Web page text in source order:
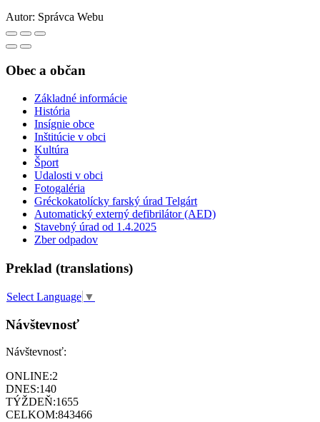
Autor: Správca Webu
Obec a občan
Základné informácie
História
Insígnie obce
Inštitúcie v obci
Kultúra
Šport
Udalosti v obci
Fotogaléria
Gréckokatolícky farský úrad Telgárt
Automatický externý defibrilátor (AED)
Stavebný úrad od 1.4.2025
Zber odpadov
Preklad (translations)
Select Language ▼
Návštevnosť
Návštevnosť:
ONLINE:2
DNES:140
TÝŽDEŇ:1655
CELKOM:843466